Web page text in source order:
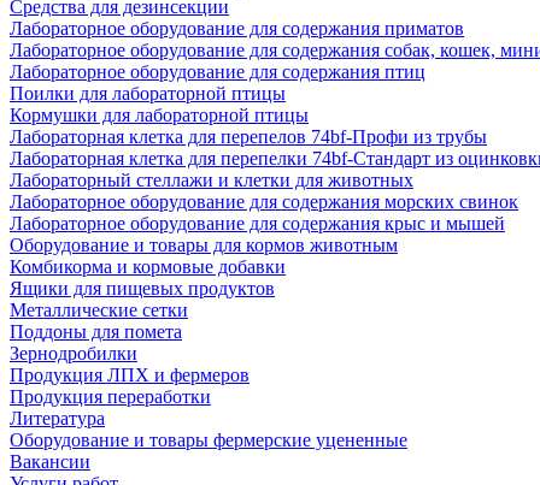
Средства для дезинсекции
Лабораторное оборудование для содержания приматов
Лабораторное оборудование для содержания собак, кошек,
Лабораторное оборудование для содержания птиц
Поилки для лабораторной птицы
Кормушки для лабораторной птицы
Лабораторная клетка для перепелов 74bf-Профи из трубы
Лабораторная клетка для перепелки 74bf-Стандарт из
Лабораторный стеллажи и клетки для животных
Лабораторное оборудование для содержания морских свинок
Лабораторное оборудование для содержания крыс и мышей
Оборудование и товары для кормов животным
Комбикорма и кормовые добавки
Ящики для пищевых продуктов
Металлические сетки
Поддоны для помета
Зернодробилки
Продукция ЛПХ и фермеров
Продукция переработки
Литература
Оборудование и товары фермерские уцененные
Вакансии